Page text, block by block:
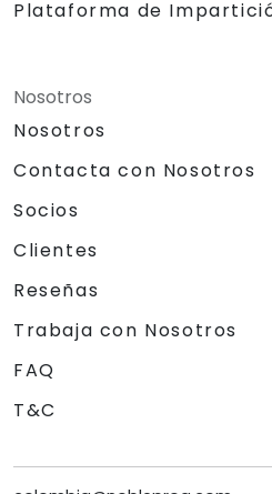
Plataforma de
Nosotros
Nosotros
Contacta con Nosotros
Socios
Clientes
Reseñas
Trabaja con Nosotros
FAQ
T&C